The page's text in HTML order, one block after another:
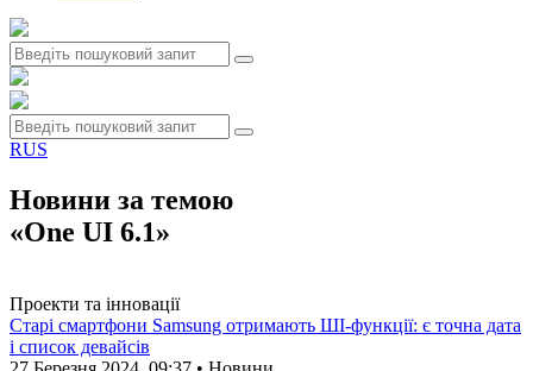
RUS
Новини за темою
«One UI 6.1»
Проекти та інновації
Старі смартфони Samsung отримають ШІ-функції: є точна дата
і список девайсів